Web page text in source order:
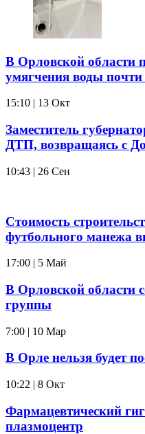
В Орловской области
умягчения воды
15:10 | 13 Окт
Заместитель
ДТП, возвращаясь с
10:43 | 26 Сен
Стоимость
футбольного манежа
17:00 | 5 Май
В Орловской области
группы
7:00 | 10 Мар
В Орле нельзя будет
10:22 | 8 Окт
Фармацевтический
плазмоцентр